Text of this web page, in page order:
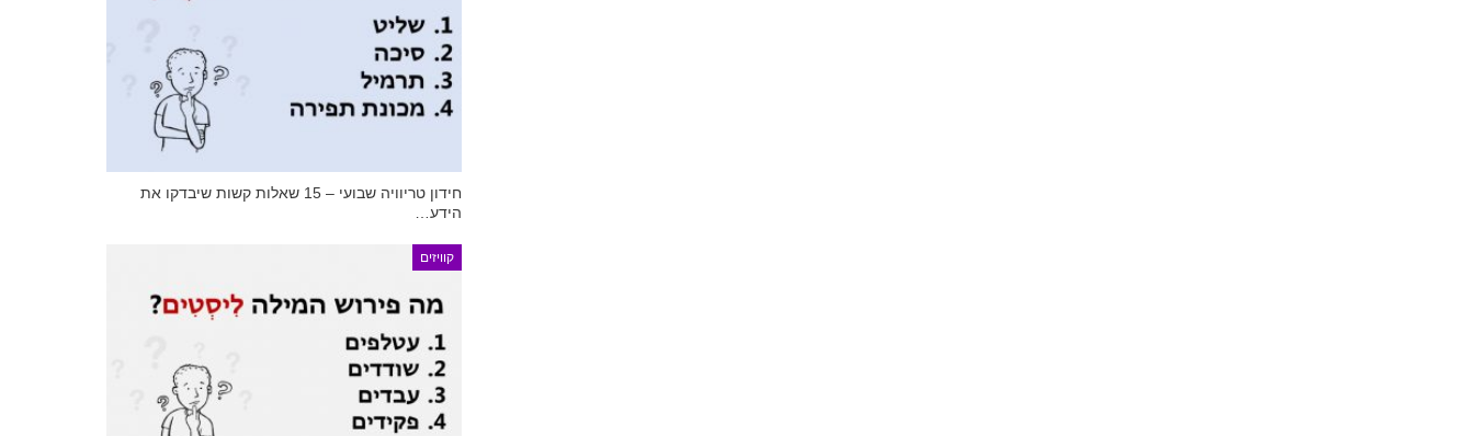
חידון טריוויה שבועי – 15 שאלות קשות שיבדקו את
הידע…
קוויזים